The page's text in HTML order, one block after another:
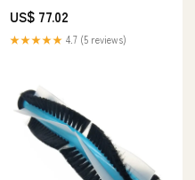
US$ 77.02
★★★★★ 4.7 (5 reviews)